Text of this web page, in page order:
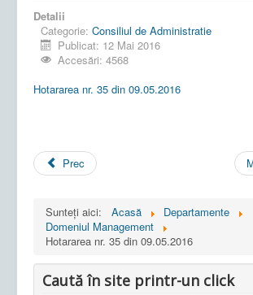
Detalii
Categorie: Consiliul de Administratie
Publicat: 12 Mai 2016
Accesări: 4568
Hotararea nr. 35 din 09.05.2016
Prec
Sunteți aici: Acasă
Departamente
Domeniul Management
Hotararea nr. 35 din 09.05.2016
Caută în site printr-un click